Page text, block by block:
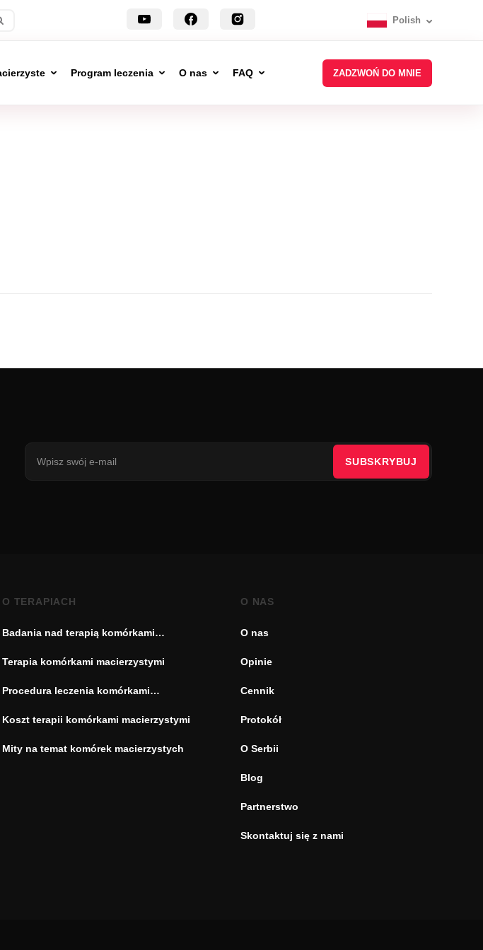
Polish
Program leczenia O nas FAQ ZADZWOŃ DO MNIE
SUBSKRYBUJ
O TERAPIACH
Badania nad terapią komórkami
Terapia komórkami macierzystymi
Procedura leczenia komórkami
Koszt terapii komórkami macierzystymi
Mity na temat komórek macierzystych
O NAS
O nas
Opinie
Cennik
Protokół
O Serbii
Blog
Partnerstwo
Skontaktuj się z nami